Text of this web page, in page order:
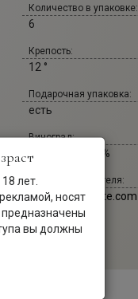
Количество в упаковке:
6
Крепость:
12 °
Подарочная упаковка:
есть
Виноград:
Шардоне: 100%
Сайт производителя:
nicolas-feuillatte.com
лет.
носят
вы должны